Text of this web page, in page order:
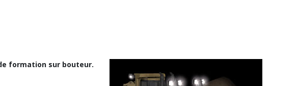
formation sur bouteur.